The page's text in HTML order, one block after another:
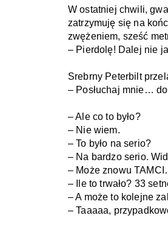
W ostatniej chwili,
zatrzymuję się na
zwężeniem, sześć
– Pierdolę! Dalej nie
Srebrny Peterbilt
– Posłuchaj mnie…
– Ale co to było?
– Nie wiem.
– To było na serio?
– Na bardzo serio.
– Może znowu
– Ile to trwało? 33
– A może to kolejne
– Taaaaa,